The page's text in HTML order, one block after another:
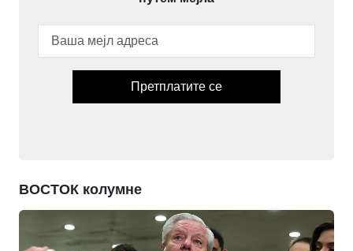
Претплатите се
ВОСТОК колумне